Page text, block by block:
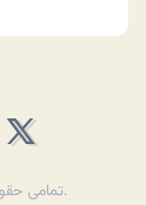
تمامی حقوق برای عصیان محفوظ است.